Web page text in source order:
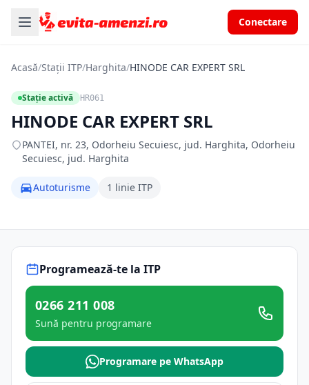
Conectare
Acasă/Stații ITP/Harghita/HINODE CAR EXPERT SRL
Stație activă HR061
HINODE CAR EXPERT SRL
PANTEI, nr. 23, Odorheiu Secuiesc, jud. Harghita, Odorheiu
Secuiesc, jud. Harghita
Autoturisme 1 linie ITP
Programează-te la ITP
0266 211 008
Sună pentru programare
Programare pe WhatsApp